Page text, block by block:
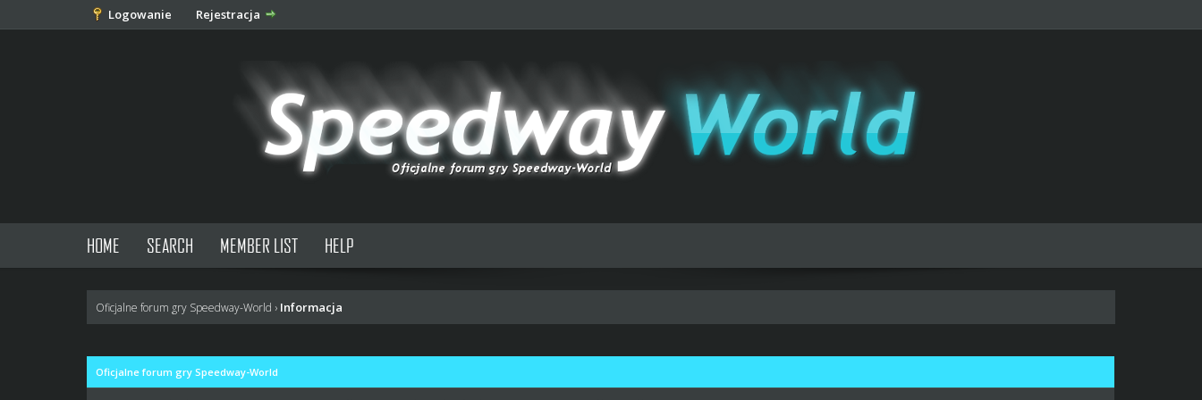
Logowanie Rejestracja
HOME SEARCH MEMBER LIST HELP
Oficjalne forum gry Speedway-World › Informacja
Oficjalne forum gry Speedway-World